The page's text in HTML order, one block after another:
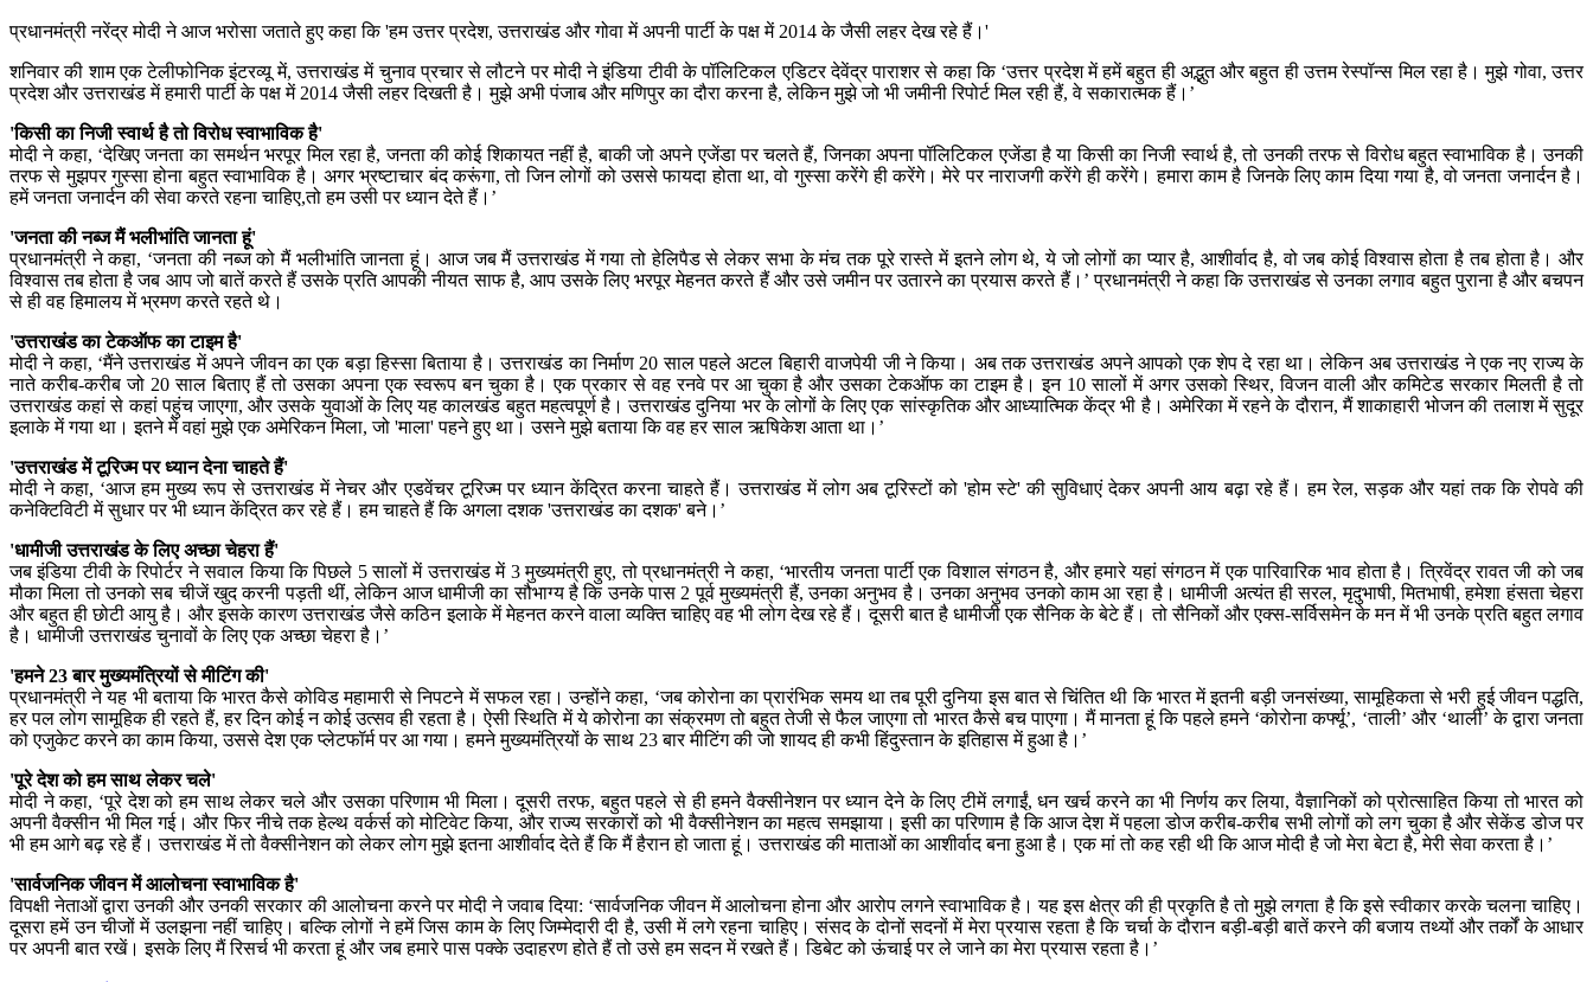
प्रधानमंत्री नरेंद्र मोदी ने आज भरोसा जताते हुए कहा कि 'हम उत्तर प्रदेश, उत्तराखंड और गोवा में अपनी पार्टी के पक्ष में 2014 के जैसी लहर देख रहे हैं।'
शनिवार की शाम एक टेलीफोनिक इंटरव्यू में, उत्तराखंड में चुनाव प्रचार से लौटने पर मोदी ने इंडिया टीवी के पॉलिटिकल एडिटर देवेंद्र पाराशर से कहा कि ‘उत्तर प्रदेश में हमें बहुत ही अद्भुत और बहुत ही उत्तम रेस्पॉन्स मिल रहा है। मुझे गोवा, उत्तर
प्रदेश और उत्तराखंड में हमारी पार्टी के पक्ष में 2014 जैसी लहर दिखती है। मुझे अभी पंजाब और मणिपुर का दौरा करना है, लेकिन मुझे जो भी जमीनी रिपोर्ट मिल रही हैं, वे सकारात्मक हैं।’
'किसी का निजी स्वार्थ है तो विरोध स्वाभाविक है'
मोदी ने कहा, ‘देखिए जनता का समर्थन भरपूर मिल रहा है, जनता की कोई शिकायत नहीं है, बाकी जो अपने एजेंडा पर चलते हैं, जिनका अपना पॉलिटिकल एजेंडा है या किसी का निजी स्वार्थ है, तो उनकी तरफ से विरोध बहुत स्वाभाविक है। उनकी
तरफ से मुझपर गुस्सा होना बहुत स्वाभाविक है। अगर भ्रष्टाचार बंद करूंगा, तो जिन लोगों को उससे फायदा होता था, वो गुस्सा करेंगे ही करेंगे। मेरे पर नाराजगी करेंगे ही करेंगे। हमारा काम है जिनके लिए काम दिया गया है, वो जनता जनार्दन है।
हमें जनता जनार्दन की सेवा करते रहना चाहिए,तो हम उसी पर ध्यान देते हैं।’
'जनता की नब्ज मैं भलीभांति जानता हूं'
प्रधानमंत्री ने कहा, ‘जनता की नब्ज को मैं भलीभांति जानता हूं। आज जब मैं उत्तराखंड में गया तो हेलिपैड से लेकर सभा के मंच तक पूरे रास्ते में इतने लोग थे, ये जो लोगों का प्यार है, आशीर्वाद है, वो जब कोई विश्वास होता है तब होता है। और
विश्वास तब होता है जब आप जो बातें करते हैं उसके प्रति आपकी नीयत साफ है, आप उसके लिए भरपूर मेहनत करते हैं और उसे जमीन पर उतारने का प्रयास करते हैं।’ प्रधानमंत्री ने कहा कि उत्तराखंड से उनका लगाव बहुत पुराना है और बचपन
से ही वह हिमालय में भ्रमण करते रहते थे।
'उत्तराखंड का टेकऑफ का टाइम है'
मोदी ने कहा, ‘मैंने उत्तराखंड में अपने जीवन का एक बड़ा हिस्सा बिताया है। उत्तराखंड का निर्माण 20 साल पहले अटल बिहारी वाजपेयी जी ने किया। अब तक उत्तराखंड अपने आपको एक शेप दे रहा था। लेकिन अब उत्तराखंड ने एक नए राज्य के
नाते करीब-करीब जो 20 साल बिताए हैं तो उसका अपना एक स्वरूप बन चुका है। एक प्रकार से वह रनवे पर आ चुका है और उसका टेकऑफ का टाइम है। इन 10 सालों में अगर उसको स्थिर, विजन वाली और कमिटेड सरकार मिलती है तो
उत्तराखंड कहां से कहां पहुंच जाएगा, और उसके युवाओं के लिए यह कालखंड बहुत महत्वपूर्ण है। उत्तराखंड दुनिया भर के लोगों के लिए एक सांस्कृतिक और आध्यात्मिक केंद्र भी है। अमेरिका में रहने के दौरान, मैं शाकाहारी भोजन की तलाश में सुदूर
इलाके में गया था। इतने में वहां मुझे एक अमेरिकन मिला, जो 'माला' पहने हुए था। उसने मुझे बताया कि वह हर साल ऋषिकेश आता था।’
'उत्तराखंड में टूरिज्म पर ध्यान देना चाहते हैं'
मोदी ने कहा, ‘आज हम मुख्य रूप से उत्तराखंड में नेचर और एडवेंचर टूरिज्म पर ध्यान केंद्रित करना चाहते हैं। उत्तराखंड में लोग अब टूरिस्टों को 'होम स्टे' की सुविधाएं देकर अपनी आय बढ़ा रहे हैं। हम रेल, सड़क और यहां तक कि रोपवे की
कनेक्टिविटी में सुधार पर भी ध्यान केंद्रित कर रहे हैं। हम चाहते हैं कि अगला दशक 'उत्तराखंड का दशक' बने।’
'धामीजी उत्तराखंड के लिए अच्छा चेहरा हैं'
जब इंडिया टीवी के रिपोर्टर ने सवाल किया कि पिछले 5 सालों में उत्तराखंड में 3 मुख्यमंत्री हुए, तो प्रधानमंत्री ने कहा, ‘भारतीय जनता पार्टी एक विशाल संगठन है, और हमारे यहां संगठन में एक पारिवारिक भाव होता है। त्रिवेंद्र रावत जी को जब
मौका मिला तो उनको सब चीजें खुद करनी पड़ती थीं, लेकिन आज धामीजी का सौभाग्य है कि उनके पास 2 पूर्व मुख्यमंत्री हैं, उनका अनुभव है। उनका अनुभव उनको काम आ रहा है। धामीजी अत्यंत ही सरल, मृदुभाषी, मितभाषी, हमेशा हंसता चेहरा
और बहुत ही छोटी आयु है। और इसके कारण उत्तराखंड जैसे कठिन इलाके में मेहनत करने वाला व्यक्ति चाहिए वह भी लोग देख रहे हैं। दूसरी बात है धामीजी एक सैनिक के बेटे हैं। तो सैनिकों और एक्स-सर्विसमेन के मन में भी उनके प्रति बहुत लगाव
है। धामीजी उत्तराखंड चुनावों के लिए एक अच्छा चेहरा है।’
'हमने 23 बार मुख्यमंत्रियों से मीटिंग की'
प्रधानमंत्री ने यह भी बताया कि भारत कैसे कोविड महामारी से निपटने में सफल रहा। उन्होंने कहा, ‘जब कोरोना का प्रारंभिक समय था तब पूरी दुनिया इस बात से चिंतित थी कि भारत में इतनी बड़ी जनसंख्या, सामूहिकता से भरी हुई जीवन पद्धति,
हर पल लोग सामूहिक ही रहते हैं, हर दिन कोई न कोई उत्सव ही रहता है। ऐसी स्थिति में ये कोरोना का संक्रमण तो बहुत तेजी से फैल जाएगा तो भारत कैसे बच पाएगा। मैं मानता हूं कि पहले हमने ‘कोरोना कर्फ्यू’, ‘ताली’ और ‘थाली’ के द्वारा जनता
को एजुकेट करने का काम किया, उससे देश एक प्लेटफॉर्म पर आ गया। हमने मुख्यमंत्रियों के साथ 23 बार मीटिंग की जो शायद ही कभी हिंदुस्तान के इतिहास में हुआ है।’
'पूरे देश को हम साथ लेकर चले'
मोदी ने कहा, ‘पूरे देश को हम साथ लेकर चले और उसका परिणाम भी मिला। दूसरी तरफ, बहुत पहले से ही हमने वैक्सीनेशन पर ध्यान देने के लिए टीमें लगाईं, धन खर्च करने का भी निर्णय कर लिया, वैज्ञानिकों को प्रोत्साहित किया तो भारत को
अपनी वैक्सीन भी मिल गई। और फिर नीचे तक हेल्थ वर्कर्स को मोटिवेट किया, और राज्य सरकारों को भी वैक्सीनेशन का महत्व समझाया। इसी का परिणाम है कि आज देश में पहला डोज करीब-करीब सभी लोगों को लग चुका है और सेकेंड डोज पर
भी हम आगे बढ़ रहे हैं। उत्तराखंड में तो वैक्सीनेशन को लेकर लोग मुझे इतना आशीर्वाद देते हैं कि मैं हैरान हो जाता हूं। उत्तराखंड की माताओं का आशीर्वाद बना हुआ है। एक मां तो कह रही थी कि आज मोदी है जो मेरा बेटा है, मेरी सेवा करता है।’
'सार्वजनिक जीवन में आलोचना स्वाभाविक है'
विपक्षी नेताओं द्वारा उनकी और उनकी सरकार की आलोचना करने पर मोदी ने जवाब दिया: ‘सार्वजनिक जीवन में आलोचना होना और आरोप लगने स्वाभाविक है। यह इस क्षेत्र की ही प्रकृति है तो मुझे लगता है कि इसे स्वीकार करके चलना चाहिए।
दूसरा हमें उन चीजों में उलझना नहीं चाहिए। बल्कि लोगों ने हमें जिस काम के लिए जिम्मेदारी दी है, उसी में लगे रहना चाहिए। संसद के दोनों सदनों में मेरा प्रयास रहता है कि चर्चा के दौरान बड़ी-बड़ी बातें करने की बजाय तथ्यों और तर्कों के आधार
पर अपनी बात रखें। इसके लिए मैं रिसर्च भी करता हूं और जब हमारे पास पक्के उदाहरण होते हैं तो उसे हम सदन में रखते हैं। डिबेट को ऊंचाई पर ले जाने का मेरा प्रयास रहता है।’